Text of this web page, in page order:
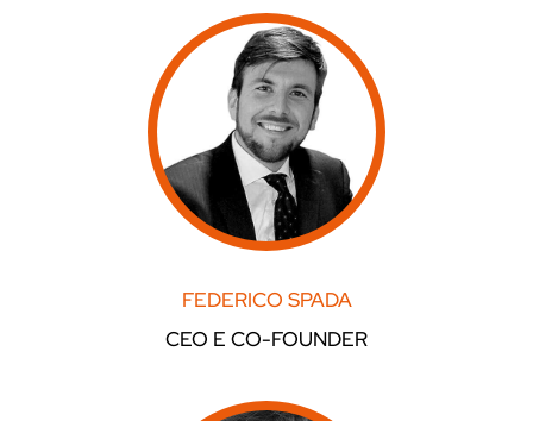
FEDERICO SPADA
CEO E CO-FOUNDER